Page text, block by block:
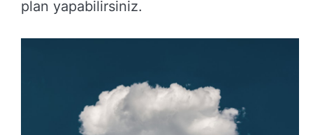
plan yapabilirsiniz.